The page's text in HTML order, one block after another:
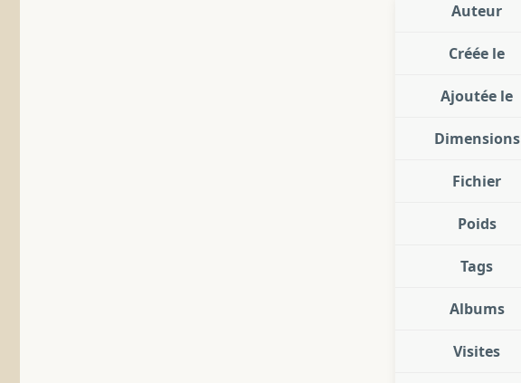
Auteur
Créée le
Ajoutée le
Dimensions
Fichier
Poids
Tags
Albums
Visites